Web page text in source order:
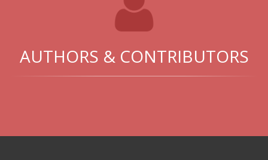
AUTHORS & CONTRIBUTORS